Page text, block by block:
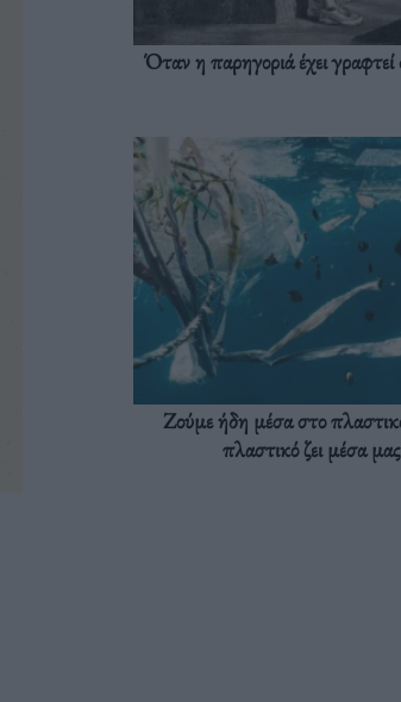
Όταν η παρηγοριά έχει
Ζούμε ήδη μέσα στο
πλαστικό ζει μέσα μας